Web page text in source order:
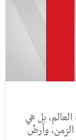
بل هي
وأرضٌ